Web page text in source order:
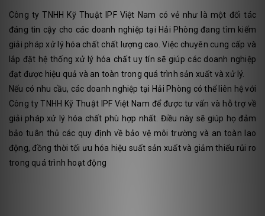
Công ty TNHH Kỹ Thuật IPF Việt Nam có vẻ như là một đối tác
đáng tin cậy cho các doanh nghiệp tại Hải Phòng đang tìm kiếm
giải pháp xử lý hóa chất chất lượng cao. Việc chuyên cung cấp và
lắp đặt hệ thống xử lý hóa chất uy tín sẽ giúp các doanh nghiệp
đạt được hiệu quả và an toàn trong quá trình sản xuất và xử lý.
Nếu có nhu cầu, các doanh nghiệp tại Hải Phòng có thể liên hệ với
Công ty TNHH Kỹ Thuật IPF Việt Nam để được tư vấn và hỗ trợ về
giải pháp xử lý hóa chất phù hợp nhất. Điều này sẽ giúp họ đảm
bảo tuân thủ các quy định về bảo vệ môi trường và an toàn lao
động, đồng thời tối ưu hóa hiệu suất sản xuất và giảm thiểu rủi ro
trong quá trình hoạt động